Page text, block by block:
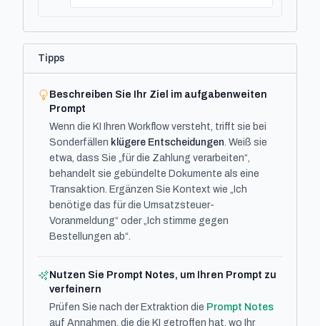
Tipps
Beschreiben Sie Ihr Ziel im aufgabenweiten
Prompt
Wenn die KI Ihren Workflow versteht, trifft sie bei
Sonderfällen klügere Entscheidungen. Weiß sie
etwa, dass Sie „für die Zahlung verarbeiten“,
behandelt sie gebündelte Dokumente als eine
Transaktion. Ergänzen Sie Kontext wie „Ich
benötige das für die Umsatzsteuer-
Voranmeldung“ oder „Ich stimme gegen
Bestellungen ab“.
Nutzen Sie Prompt Notes, um Ihren Prompt zu
verfeinern
Prüfen Sie nach der Extraktion die Prompt Notes
auf Annahmen, die die KI getroffen hat, wo Ihr